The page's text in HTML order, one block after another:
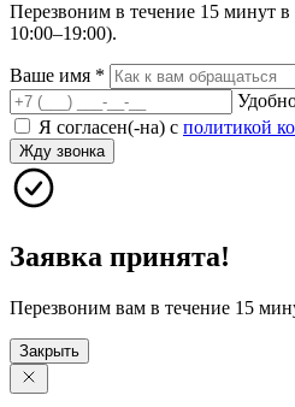
Перезвоним в течение 15 минут
10:00–19:00).
Ваше имя *
Я согласен(-на) с политикой
Жду звонка
Заявка принята!
Перезвоним вам в течение 15
Закрыть